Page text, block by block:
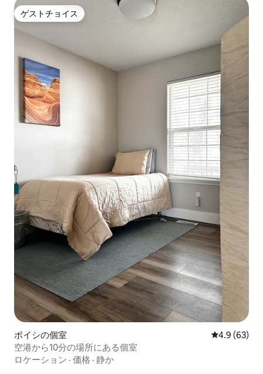
ゲストチョイス
ゲストチョイス
ボイシの個室 レビュー63
4.9 (63)
空港から10分の場所にある個室
ロケーション · 価格 · 静か